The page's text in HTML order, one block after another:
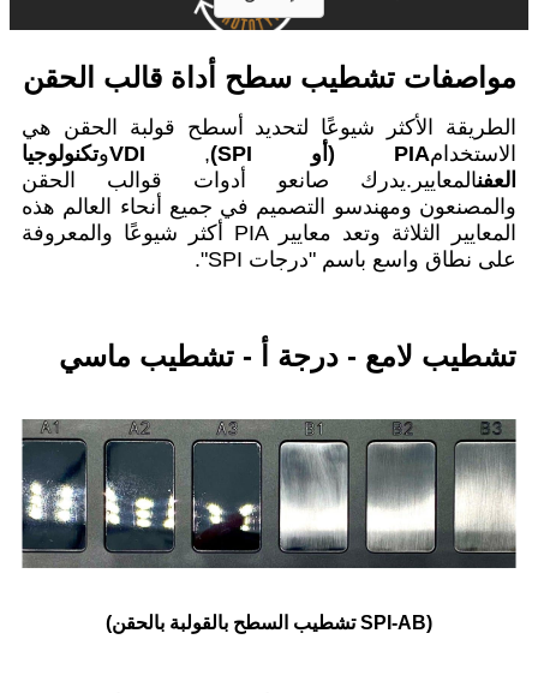
مواصفات تشطيب سطح أداة قالب الحقن
الطريقة الأكثر شيوعًا لتحديد أسطح قولبة الحقن هي
الاستخدامPIA (أو SPI) ,
VDIوتكنولوجيا
العفنالمعايير.يدرك صانعو أدوات قوالب الحقن
والمصنعون ومهندسو التصميم في جميع أنحاء العالم هذه
المعايير الثلاثة وتعد معايير PIA أكثر شيوعًا والمعروفة
على نطاق واسع باسم "درجات SPI".
تشطيب لامع - درجة أ - تشطيب ماسي
(SPI-AB تشطيب السطح بالقولبة بالحقن)